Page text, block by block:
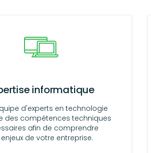
informatique
d'experts en technologie
des compétences techniques
afin de comprendre
de votre entreprise.